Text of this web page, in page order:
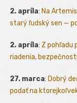
2. apríla: Na
starý ľudský sen —
2. apríla: Z pohľadu
riadenia,
27. marca: Dobrý
podať na